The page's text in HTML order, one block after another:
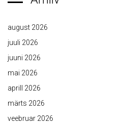
august 2026
juuli 2026
juuni 2026
mai 2026
aprill 2026
märts 2026
veebruar 2026